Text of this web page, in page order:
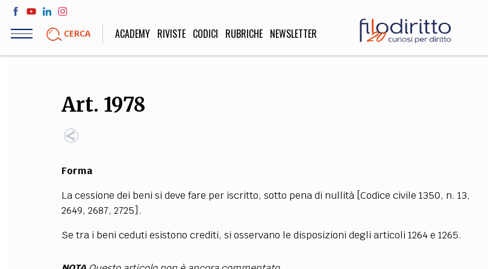
Salta
contenuto
CERCA ACADEMY RIVISTE CODICI RUBRICHE NEWSLETTER
LIFE STYLE
Sport, Cucina, Viaggi,
Moda
STORIA E FILOSOFIA INNOVAZIONE
Art. 1978
Forma
La cessione dei beni si deve fare per iscritto, sotto pena di nullità [Codice civile 1350, n. 13,
2649, 2687, 2725].
Se tra i beni ceduti esistono crediti, si osservano le disposizioni degli articoli 1264 e 1265.